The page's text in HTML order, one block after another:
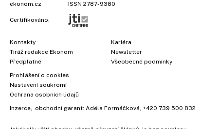
ekonom.cz
ISSN 2787-9380
Certifikováno:
Kontakty
Tiráž redakce Ekonom
Předplatné
Kariéra
Newsletter
Všeobecné podmínky
Prohlášení o cookies
Nastavení soukromí
Ochrana osobních údajů
Inzerce , obchodní garant: Adéla Formáčková +420 739 500 832